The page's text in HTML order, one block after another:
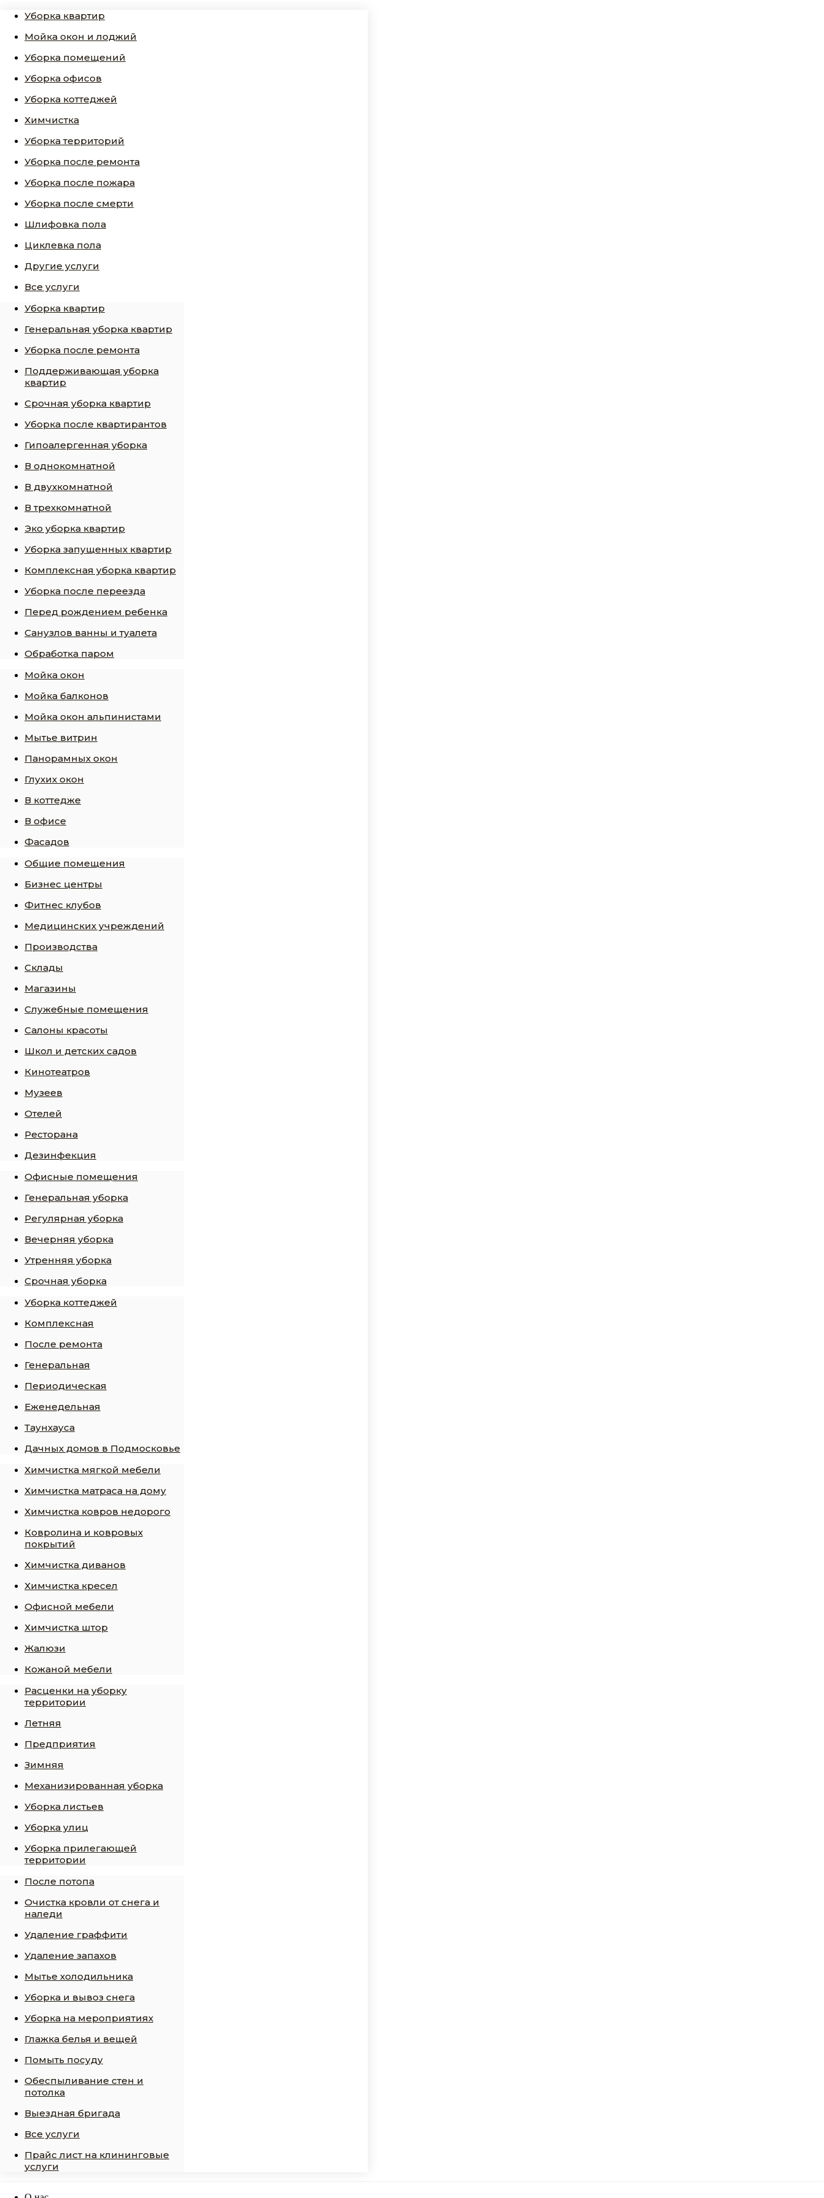
Уборка квартир
Мойка окон и лоджий
Уборка помещений
Уборка офисов
Уборка коттеджей
Химчистка
Уборка территорий
Уборка после ремонта
Уборка после пожара
Уборка после смерти
Шлифовка пола
Циклевка пола
Другие услуги
Все услуги
Уборка квартир
Генеральная уборка квартир
Уборка после ремонта
Поддерживающая уборка
квартир
Срочная уборка квартир
Уборка после квартирантов
Гипоалергенная уборка
В однокомнатной
В двухкомнатной
В трехкомнатной
Эко уборка квартир
Уборка запущенных квартир
Комплексная уборка квартир
Уборка после переезда
Перед рождением ребенка
Санузлов ванны и туалета
Обработка паром
Мойка окон
Мойка балконов
Мойка окон альпинистами
Мытье витрин
Панорамных окон
Глухих окон
В коттедже
В офисе
Фасадов
Общие помещения
Бизнес центры
Фитнес клубов
Медицинских учреждений
Производства
Склады
Магазины
Служебные помещения
Салоны красоты
Школ и детских садов
Кинотеатров
Музеев
Отелей
Ресторана
Дезинфекция
Офисные помещения
Генеральная уборка
Регулярная уборка
Вечерняя уборка
Утренняя уборка
Срочная уборка
Уборка коттеджей
Комплексная
После ремонта
Генеральная
Периодическая
Еженедельная
Таунхауса
Дачных домов в Подмосковье
Химчистка мягкой мебели
Химчистка матраса на дому
Химчистка ковров недорого
Ковролина и ковровых
покрытий
Химчистка диванов
Химчистка кресел
Офисной мебели
Химчистка штор
Жалюзи
Кожаной мебели
Расценки на уборку
территории
Летняя
Предприятия
Зимняя
Механизированная уборка
Уборка листьев
Уборка улиц
Уборка прилегающей
территории
После потопа
Очистка кровли от снега и
наледи
Удаление граффити
Удаление запахов
Мытье холодильника
Уборка и вывоз снега
Уборка на мероприятиях
Глажка белья и вещей
Помыть посуду
Обеспыливание стен и
потолка
Выездная бригада
Все услуги
Прайс лист на клининговые
услуги